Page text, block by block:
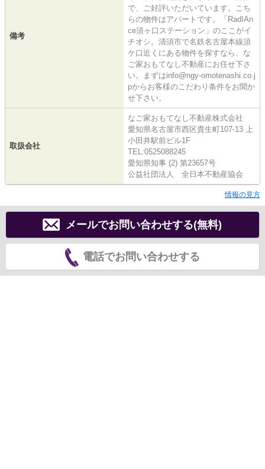
備考
で、ご好評いただいています。こち
らの物件はアパートです。「RadIAn
ce須ヶ口ステーション」のここがイ
チオシ。清須市で名鉄名古屋本線須
ケ口近くにある物件を探すなら、な
ご家おもてなし不動産にお任せ下さ
い。まずはinfo@ngy-omotenashi.co.j
pからお客様のこだわり条件をお聞か
せ下さい。
取扱会社
なご家おもてなし不動産株式会社
愛知県名古屋市西区貴生町107-13 上
小田井駅前ビル1F
TEL:0525088245
愛知県知事 (2) 第23657号
公益社団法人 全日本不動産協会
情報の見方
メールでお問い合わせする(無料)
電話でお問い合わせする